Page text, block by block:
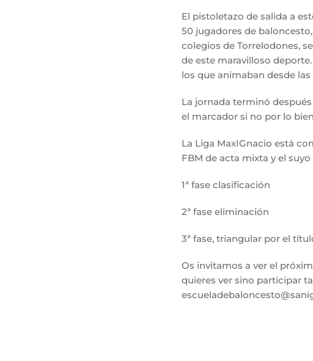
El pistoletazo de salida a
50 jugadores de
colegios de Torrelodones,
de este maravilloso
los que animaban desde las
La jornada terminó
el marcador si no por lo
La Liga MaxIGnacio está
FBM de acta mixta y el
1ª fase clasificación
2ª fase eliminación
3ª fase, triangular por el
Os invitamos a ver el
quieres ver sino participar